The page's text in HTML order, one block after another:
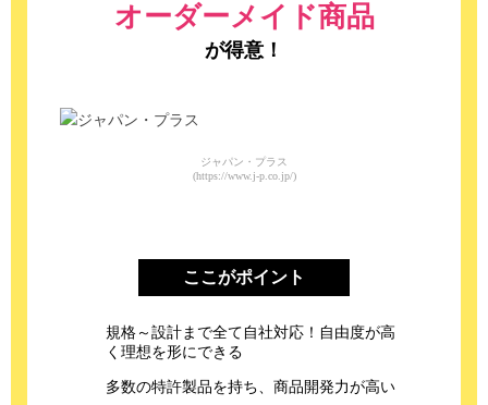
オーダーメイド商品
が得意！
ジャパン・プラス
(https://www.j-p.co.jp/)
ここがポイント
規格～設計まで全て自社対応！自由度が高
く理想を形にできる
多数の特許製品を持ち、商品開発力が高い